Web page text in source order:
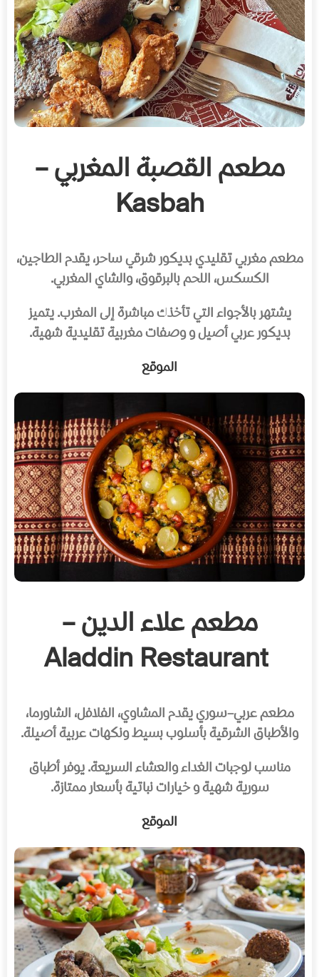
مطعم القصبة المغربي –
Kasbah
مطعم مغربي تقليدي بديكور شرقي ساحر، يقدم الطاجين،
الكسكس، اللحم بالبرقوق، والشاي المغربي.
يشتهر بالأجواء التي تأخذك مباشرة إلى المغرب. يتميز
بديكور عربي أصيل و وصفات مغربية تقليدية شهية.
الموقع
مطعم علاء الدين –
مطعم عربي–سوري يقدم المشاوي، الفلافل، الشاورما،
والأطباق الشرقية بأسلوب بسيط ونكهات عربية أصيلة.
مناسب لوجبات الغداء والعشاء السريعة. يوفر أطباق
سورية شهية و خيارات نباتية بأسعار ممتازة.
الموقع